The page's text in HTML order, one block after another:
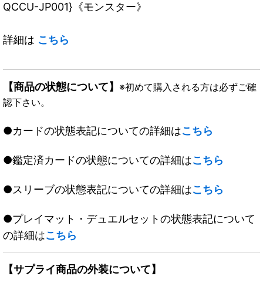
QCCU-JP001}《モンスター》
詳細は こちら
【商品の状態について】 ※初めて購入される方は必ずご確
認下さい。
●カードの状態表記についての詳細はこちら
●鑑定済カードの状態についての詳細はこちら
●スリーブの状態表記についての詳細はこちら
●プレイマット・デュエルセットの状態表記について
の詳細はこちら
【サプライ商品の外装について】